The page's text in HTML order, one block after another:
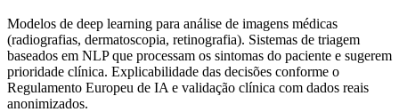
Modelos de deep learning para análise de imagens médicas
(radiografias, dermatoscopia, retinografia). Sistemas de triagem
baseados em NLP que processam os sintomas do paciente e sugerem
prioridade clínica. Explicabilidade das decisões conforme o
Regulamento Europeu de IA e validação clínica com dados reais
anonimizados.